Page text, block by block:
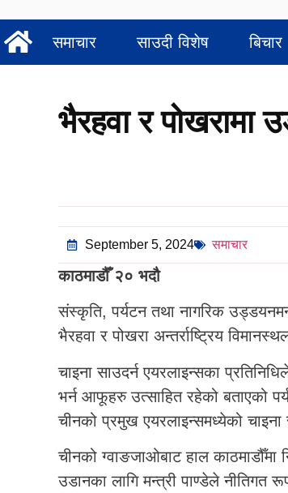
समाचार साउदी विशेष बिचार
भैरहवा र पोखरामा
September 5, 2024 समाचार
काठमाडौँ २० भदौ
संस्कृति, पर्यटन तथा नागरिक
भैरहवा र पोखरा अन्तर्राष्ट्रिय
चाइना साउदर्न एयरलाइन्सका
भर्न आफूहरु उत्साहित रहेको बताएको
चीनको प्रमुख एयरलाइन्समध्येको
चीनको ग्वाङजाओबाट हाल
उडानका लागि मन्त्री पाण्डेले नीतिगत